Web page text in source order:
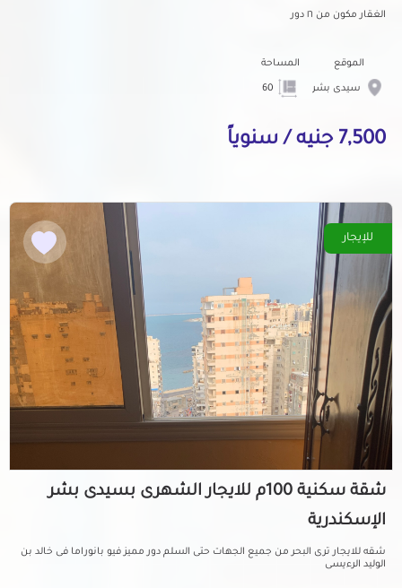
الغقار مكون من ١٦ دور
الموقع
سيدى بشر
المساحة
7,500 جنيه / سنوياً
للإيجار
شقة سكنية 100م للايجار الشهرى بسيدى بشر
الإسكندرية
شقه للايجار ترى البحر من جميع الجهات حتى السلم دور مميز فيو بانوراما فى خالد بن
الوليد الرءيسى